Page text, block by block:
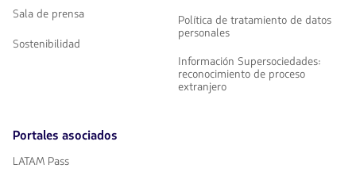
Sala de prensa
Sostenibilidad
Política de tratamiento de datos
personales
Información Supersociedades:
reconocimiento de proceso
extranjero
Portales asociados
LATAM Pass